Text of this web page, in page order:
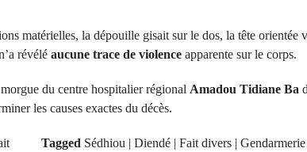
matérielles, la dépouille gisait sur le dos, la tête orientée
révélé aucune trace de violence apparente sur le corps.
du centre hospitalier régional Amadou Tidiane Ba
les causes exactes du décès.
Tagged Sédhiou | Diendé | Fait divers |